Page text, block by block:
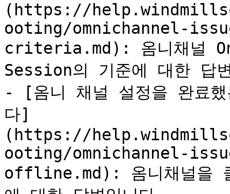
(https://
ooting/omnichannel-
criteria.md): 옴니채널
Session의 기준에 대한 답
- [옴니 채널 설정을 완료했
다]
(https://
ooting/omnichannel-
offline.md): 옴니채널을 클